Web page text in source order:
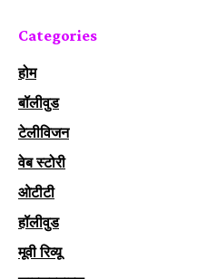
Categories
होम
बॉलीवुड
टेलीविजन
वेब स्टोरी
ओटीटी
हॉलीवुड
मूवी रिव्यू